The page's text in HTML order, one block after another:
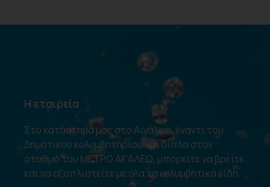
Η εταιρεία
Στο κατάστημά μας στο Αιγάλεω, έναντι του
Δημοτικού κολυμβητηρίου και δίπλα στον
σταθμό του ΜΕΤΡΟ ΑΙΓΑΛΕΩ, μπορείτε να βρείτε
και να εξοπλιστείτε με όλα τα κολυμβητικά είδη.